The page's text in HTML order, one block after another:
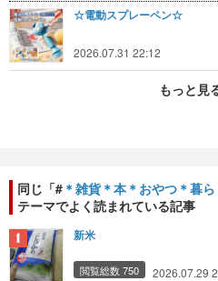
☆電動スプレーペン☆
2026.07.31 22:12
もっと見
同じ「# ＊雑貨＊本＊おやつ＊暮
テーマでよく読まれている記事
新米
閲覧総数 750 2026.07.29